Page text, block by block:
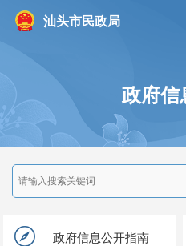
汕头市民政局
政府信
政府信息公开指南